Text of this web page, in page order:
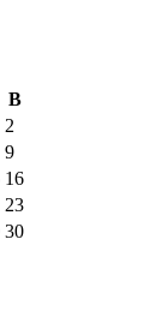
B
2
9
16
23
30